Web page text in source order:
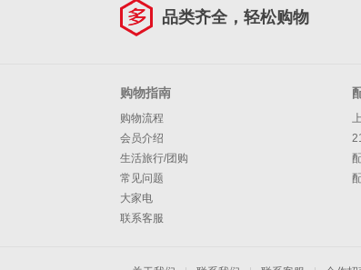
品类齐全，轻松购物
购物指南
购物流程
会员介绍
生活旅行/团购
常见问题
大家电
联系客服